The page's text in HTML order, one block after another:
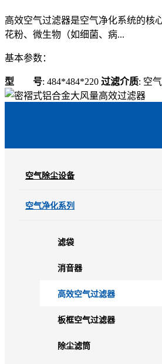
高效空气过滤器是空气净化系统的核
花粉、微生物（如细菌、病...
基本参数：
型 号: 484*484*220 过滤介质: 空气
空气除尘设备
空气净化系列
滤袋
消音器
高效空气过滤器
板框空气过滤器
除尘滤筒